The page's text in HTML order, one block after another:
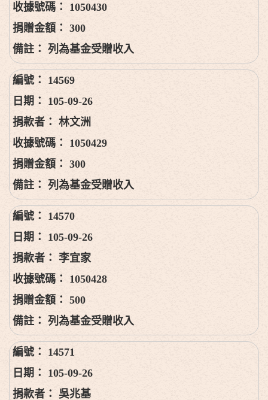
1050430
300
列為基金受贈收入
14569
105-09-26
林文洲
1050429
300
列為基金受贈收入
14570
105-09-26
李宜家
1050428
500
列為基金受贈收入
14571
105-09-26
吳兆基